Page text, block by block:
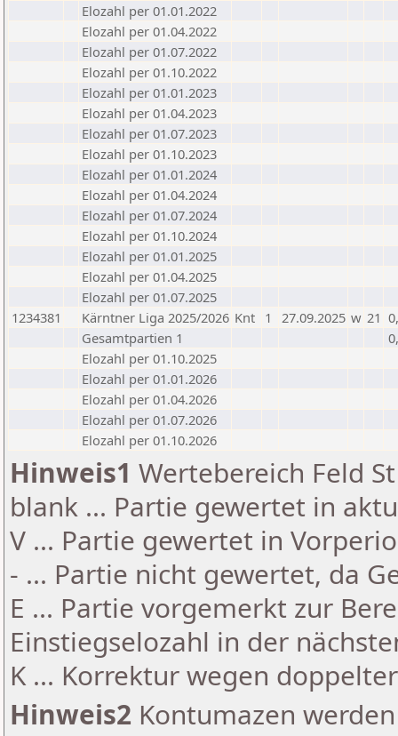
Elozahl per 01.01.2022
Elozahl per 01.04.2022
Elozahl per 01.07.2022
Elozahl per 01.10.2022
Elozahl per 01.01.2023
Elozahl per 01.04.2023
Elozahl per 01.07.2023
Elozahl per 01.10.2023
Elozahl per 01.01.2024
Elozahl per 01.04.2024
Elozahl per 01.07.2024
Elozahl per 01.10.2024
Elozahl per 01.01.2025
Elozahl per 01.04.2025
Elozahl per 01.07.2025
1234381
Kärntner Liga 2025/2026 Knt 1 27.09.2025 w 21
Gesamtpartien 1
Elozahl per 01.10.2025
Elozahl per 01.01.2026
Elozahl per 01.04.2026
Elozahl per 01.07.2026
Elozahl per 01.10.2026
Hinweis1 Wertebereich Feld
blank ... Partie gewertet in
V ... Partie gewertet in
- ... Partie nicht gewertet, da
E ... Partie vorgemerkt zur
Einstiegselozahl in der
K ... Korrektur wegen
Hinweis2 Kontumazen